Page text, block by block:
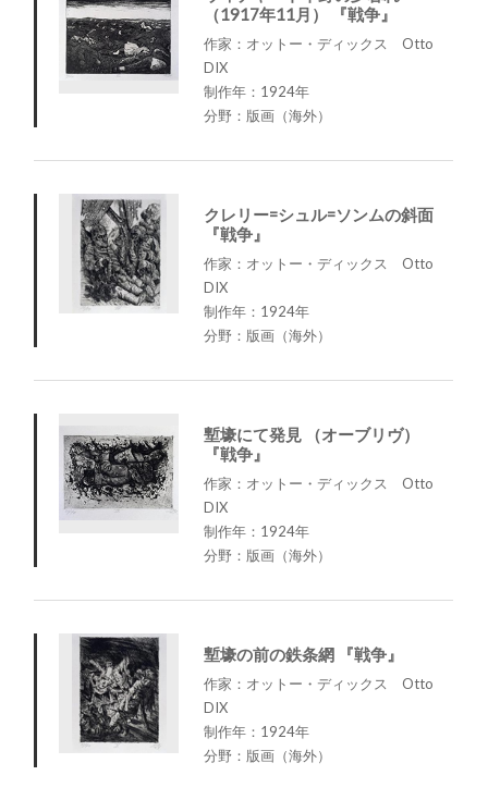
（1917年11月） 『戦争』
作家：オットー・ディックス Otto
DIX
制作年：1924年
分野：版画（海外）
クレリー=シュル=ソンムの斜面
『戦争』
作家：オットー・ディックス Otto
DIX
制作年：1924年
分野：版画（海外）
塹壕にて発見 （オーブリヴ）
『戦争』
作家：オットー・ディックス Otto
DIX
制作年：1924年
分野：版画（海外）
塹壕の前の鉄条網 『戦争』
作家：オットー・ディックス Otto
DIX
制作年：1924年
分野：版画（海外）